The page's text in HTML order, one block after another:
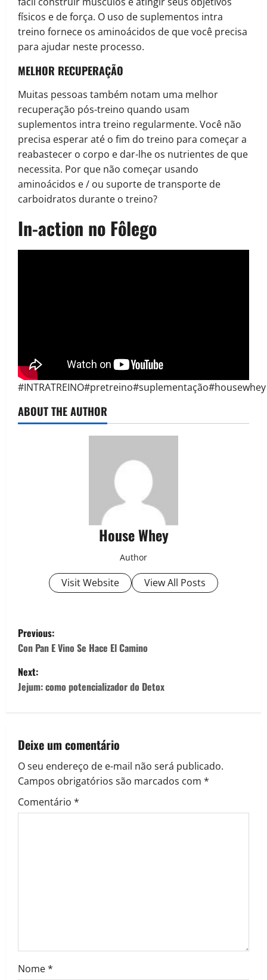
físicos e de força. O uso de suplementos intra
treino fornece os aminoácidos de que você precisa
para ajudar neste processo.
MELHOR RECUPERAÇÃO
Muitas pessoas também notam uma melhor
recuperação pós-treino quando usam
suplementos intra treino regularmente. Você não
precisa esperar até o fim do treino para começar a
reabastecer o corpo e dar-lhe os nutrientes de que
necessita. Por que não começar usando
aminoácidos e / ou suporte de transporte de
carboidratos durante o treino?
In-action no Fôlego
#INTRATREINO#pretreino#suplementação#housewhey
ABOUT THE AUTHOR
House Whey
Author
Visit Website View All Posts
P
o
s
a
v
i
n
Previous:
Con Pan E Vino Se Hace El Camino
Next:
Jejum: como potencializador do Detox
Deixe um comentário
O seu endereço de e-mail não será publicado.
Campos obrigatórios são marcados com *
Comentário *
Nome*